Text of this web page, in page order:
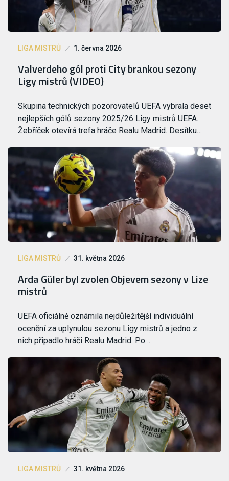
LIGA MISTRŮ 1. června 2026
Valverdeho gól proti City brankou sezony
Ligy mistrů (VIDEO)
Skupina technických pozorovatelů UEFA vybrala deset
nejlepších gólů sezony 2025/26 Ligy mistrů UEFA.
Žebříček otevírá trefa hráče Realu Madrid. Desítku…
LIGA MISTRŮ 31. května 2026
Arda Güler byl zvolen Objevem sezony v Lize
mistrů
UEFA oficiálně oznámila nejdůležitější individuální
ocenění za uplynulou sezonu Ligy mistrů a jedno z
nich připadlo hráči Realu Madrid. Po…
LIGA MISTRŮ 31. května 2026